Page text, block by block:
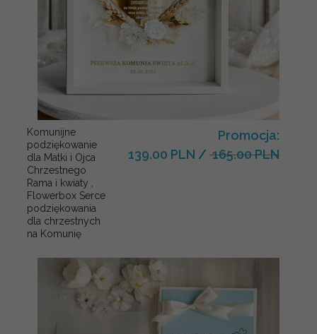
Komunijne
podziękowanie
dla Matki i Ojca
Chrzestnego
Rama i kwiaty ,
Flowerbox Serce
podziękowania
dla chrzestnych
na Komunię
Promocja:
139.00 PLN / 165.00 PLN